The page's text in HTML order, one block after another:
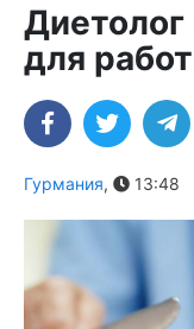
Диетолог
для
Гурмания, 13:48